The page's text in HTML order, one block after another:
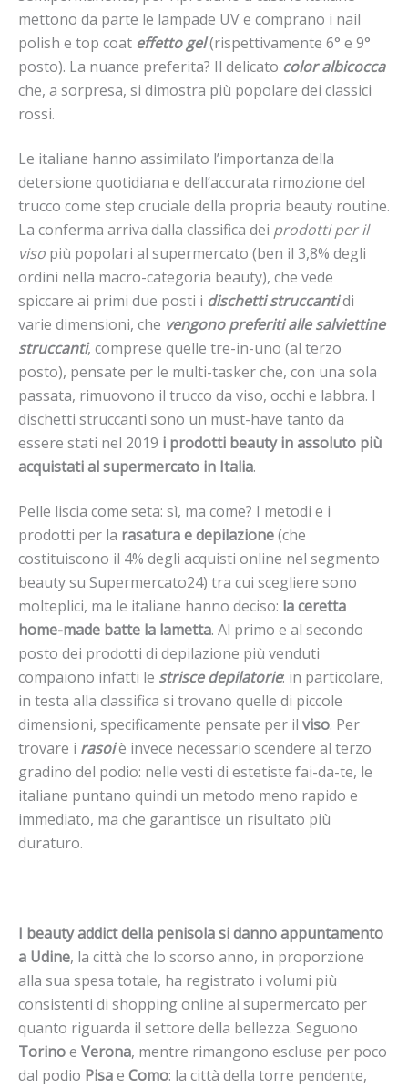
mettono da parte le lampade UV e comprano i nail
polish e top coat effetto gel(rispettivamente 6° e 9°
posto). La nuance preferita? Il delicato color albicocca
che, a sorpresa, si dimostra più popolare dei classici
rossi.
Le italiane hanno assimilato l’importanza della
detersione quotidiana e dell’accurata rimozione del
trucco come step cruciale della propria beauty routine.
La conferma arriva dalla classifica dei prodotti per il
viso più popolari al supermercato (ben il 3,8% degli
ordini nella macro-categoria beauty), che vede
spiccare ai primi due posti i dischetti struccantidi
varie dimensioni, che vengono preferiti alle salviettine
struccanti, comprese quelle tre-in-uno (al terzo
posto), pensate per le multi-tasker che, con una sola
passata, rimuovono il trucco da viso, occhi e labbra. I
dischetti struccanti sono un must-have tanto da
essere stati nel 2019 i prodotti beauty in assoluto più
acquistati al supermercato in Italia.
Pelle liscia come seta: sì, ma come? I metodi e i
prodotti per la rasatura e depilazione(che
costituiscono il 4% degli acquisti online nel segmento
beauty su Supermercato24) tra cui scegliere sono
molteplici, ma le italiane hanno deciso: la ceretta
home-made batte la lametta. Al primo e al secondo
posto dei prodotti di depilazione più venduti
compaiono infatti le strisce depilatorie: in particolare,
in testa alla classifica si trovano quelle di piccole
dimensioni, specificamente pensate per il viso. Per
trovare i rasoiè invece necessario scendere al terzo
gradino del podio: nelle vesti di estetiste fai-da-te, le
italiane puntano quindi un metodo meno rapido e
immediato, ma che garantisce un risultato più
duraturo.
I beauty addict della penisola si danno appuntamento
a Udine, la città che lo scorso anno, in proporzione
alla sua spesa totale, ha registrato i volumi più
consistenti di shopping online al supermercato per
quanto riguarda il settore della bellezza. Seguono
Torinoe Verona, mentre rimangono escluse per poco
dal podio Pisae Como: la città della torre pendente,